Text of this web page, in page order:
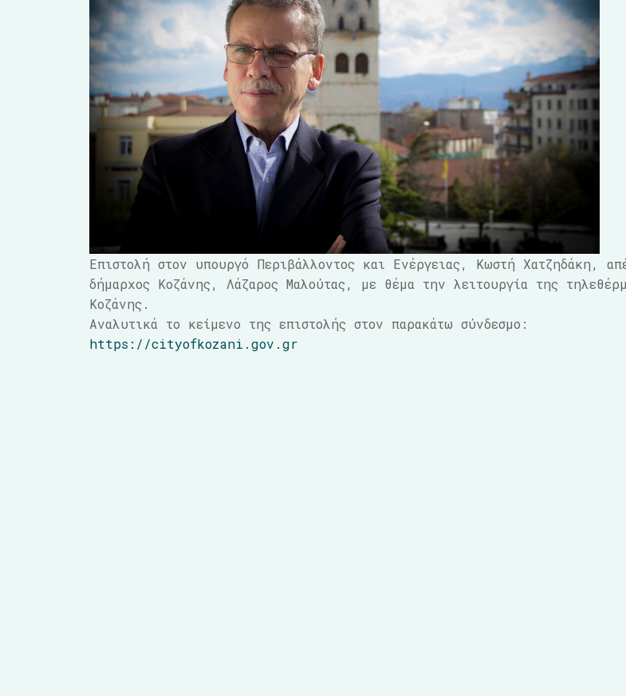
Επιστολή στον υπουργό Περιβάλλοντος και Ενέργειας, Κωστή Xατζηδάκη,
δήμαρχος Κοζάνης, Λάζαρος Μαλούτας, με θέμα την λειτουργία της
Κοζάνης.
Αναλυτικά το κείμενο της επιστολής στον παρακάτω σύνδεσμο:
https://cityofkozani.gov.gr